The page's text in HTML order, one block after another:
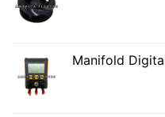
Manifold